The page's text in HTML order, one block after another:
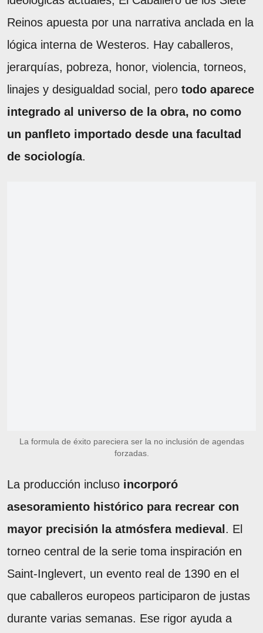
Reinos apuesta por una narrativa anclada en la
lógica interna de Westeros. Hay caballeros,
jerarquías, pobreza, honor, violencia, torneos,
linajes y desigualdad social, pero todo aparece
integrado al universo de la obra, no como
un panfleto importado desde una facultad
de sociología.
La formula de éxito pareciera ser la no inclusión de agendas
forzadas.
La producción incluso incorporó
asesoramiento histórico para recrear con
mayor precisión la atmósfera medieval . El
torneo central de la serie toma inspiración en
Saint-Inglevert, un evento real de 1390 en el
que caballeros europeos participaron de justas
durante varias semanas. Ese rigor ayuda a